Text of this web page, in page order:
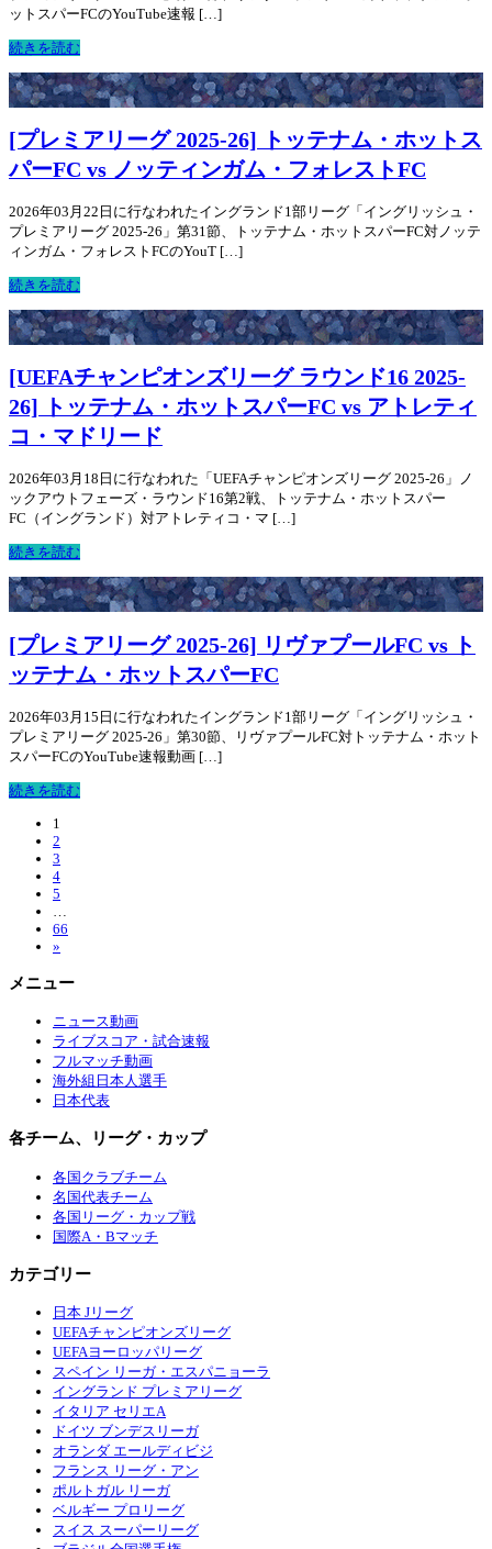
ットスパーFCのYouTube速報 […]
続きを読む
[プレミアリーグ 2025-26] トッテナム・ホットス
パーFC vs ノッティンガム・フォレストFC
2026年03月22日に行なわれたイングランド1部リーグ「イングリッシュ・
プレミアリーグ 2025-26」第31節、トッテナム・ホットスパーFC対ノッテ
ィンガム・フォレストFCのYouT […]
続きを読む
[UEFAチャンピオンズリーグ ラウンド16 2025-
26] トッテナム・ホットスパーFC vs アトレティ
コ・マドリード
2026年03月18日に行なわれた「UEFAチャンピオンズリーグ 2025-26」ノ
ックアウトフェーズ・ラウンド16第2戦、トッテナム・ホットスパー
FC（イングランド）対アトレティコ・マ […]
続きを読む
[プレミアリーグ 2025-26] リヴァプールFC vs ト
ッテナム・ホットスパーFC
2026年03月15日に行なわれたイングランド1部リーグ「イングリッシュ・
プレミアリーグ 2025-26」第30節、リヴァプールFC対トッテナム・ホット
スパーFCのYouTube速報動画 […]
続きを読む
1
2
3
4
5
66
»
メニュー
ニュース動画
ライブスコア・試合速報
フルマッチ動画
海外組日本人選手
日本代表
各チーム、リーグ・カップ
各国クラブチーム
名国代表チーム
各国リーグ・カップ戦
国際A・Bマッチ
カテゴリー
日本 Jリーグ
UEFAチャンピオンズリーグ
UEFAヨーロッパリーグ
スペイン リーガ・エスパニョーラ
イングランド プレミアリーグ
イタリア セリエA
ドイツ ブンデスリーガ
オランダ エールディビジ
フランス リーグ・アン
ポルトガル リーガ
ベルギー プロリーグ
スイス スーパーリーグ